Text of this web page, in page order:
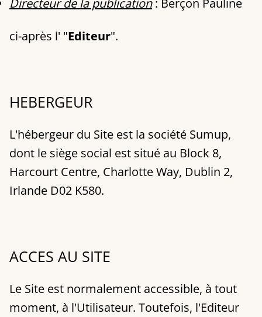
ci-après l' "Editeur".
HEBERGEUR
L'hébergeur du Site est la société Sumup,
dont le siège social est situé au Block 8,
Harcourt Centre, Charlotte Way, Dublin 2,
Irlande D02 K580.
ACCES AU SITE
Le Site est normalement accessible, à tout
moment, à l'Utilisateur. Toutefois, l'Editeur